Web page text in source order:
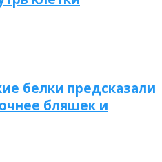
белки предсказали
бляшек и